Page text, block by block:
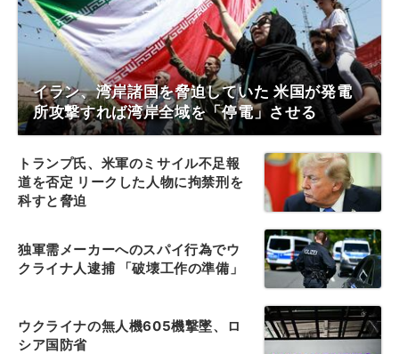
イラン、湾岸諸国を脅迫していた 米国が発電
所攻撃すれば湾岸全域を「停電」させる
トランプ氏、米軍のミサイル不足報
道を否定 リークした人物に拘禁刑を
科すと脅迫
独軍需メーカーへのスパイ行為でウ
クライナ人逮捕 「破壊工作の準備」
ウクライナの無人機605機撃墜、ロ
シア国防省